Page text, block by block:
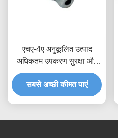
एचए-4ए अनुकूलित उत्पाद
अधिकतम उपकरण सुरक्षा और
वायु दबाव स्थिरता के लिए
जलरोधक सांस लेने योग्य वाल्व
सबसे अच्छी कीमत पाएं